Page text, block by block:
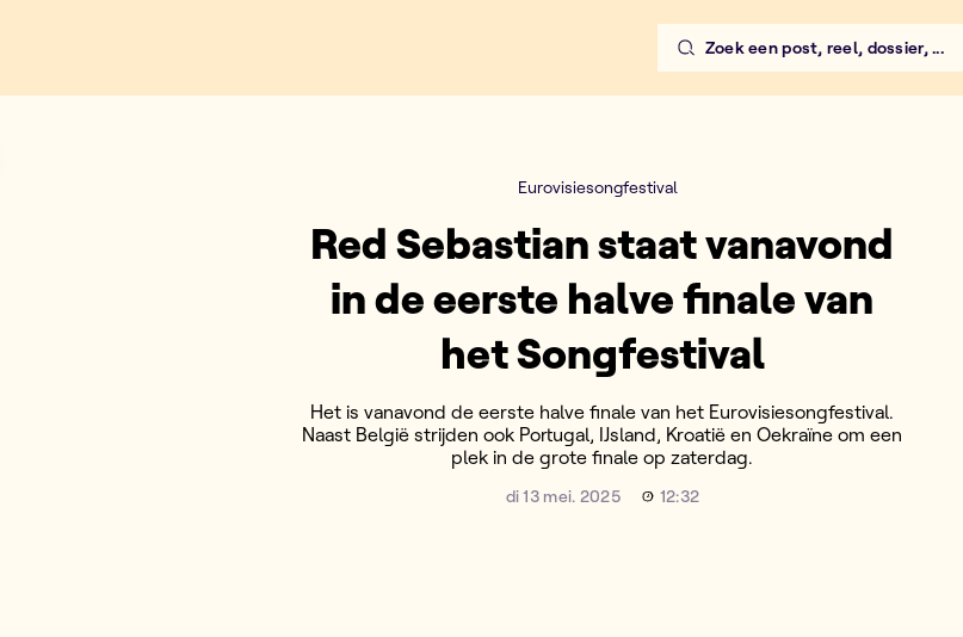
Zoek een post, reel, dossier, ...
vanavond in de eerste halve finale van het
Eurovisiesongfestival
Red Sebastian staat vanavond
in de eerste halve finale van
het Songfestival
Het is vanavond de eerste halve finale van het Eurovisiesongfestival.
Naast België strijden ook Portugal, IJsland, Kroatië en Oekraïne om een
plek in de grote finale op zaterdag.
di 13 mei. 2025 12:32